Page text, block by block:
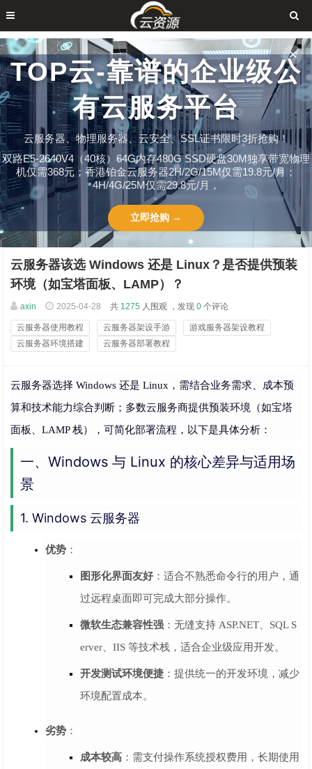
TOP云-靠谱的企业级公
有云服务平台
云服务器、物理服务器、云安全、SSL证书限时3折抢购！
双路E5-2640V4（40核）64G内存480G SSD硬盘30M独享带宽物理
机仅需368元；香港铂金云服务器2H/2G/15M仅需19.8元/月；
4H/4G/25M仅需29.8元/月，
立即抢购 →
✕
云服务器该选 Windows 还是 Linux？是否提供预装
环境（如宝塔面板、LAMP）？
axin 2025-04-28 共 1275 人围观 ，发现 0 个评论
云服务器使用教程 云服务器架设手游
游戏服务器架设教程
云服务器环境搭建
云服务器部署教程
云服务器选择 Windows 还是 Linux，需结合业务需求、成本预
算和技术能力综合判断；多数云服务商提供预装环境（如宝塔
面板、LAMP 栈），可简化部署流程，以下是具体分析：
一、Windows 与 Linux 的核心差异与适用场
景
1. Windows 云服务器
优势 ：
图形化界面友好：适合不熟悉命令行的用户，通
过远程桌面即可完成大部分操作。
微软生态兼容性强 ：无缝支持 ASP.NET、SQL S
erver、IIS 等技术栈，适合企业级应用开发。
开发测试环境便捷 ：提供统一的开发环境，减少
环境配置成本。
劣势 ：
成本较高 ：需支付操作系统授权费用，长期使用